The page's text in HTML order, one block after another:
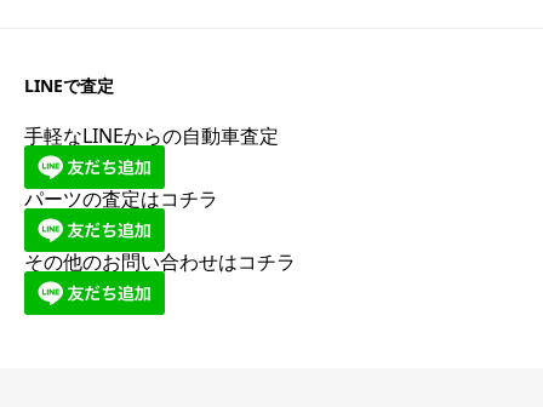
LINEで査定
手軽なLINEからの自動車査定
パーツの査定はコチラ
その他のお問い合わせはコチラ